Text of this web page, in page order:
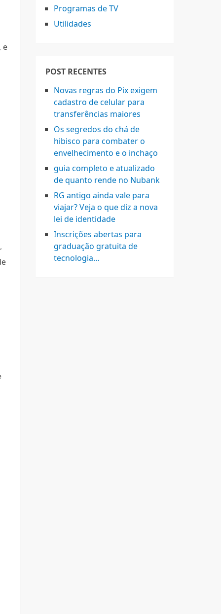
e
Programas de TV
Utilidades
POST RECENTES
Novas regras do Pix exigem
cadastro de celular para
transferências maiores
Os segredos do chá de
hibisco para combater o
envelhecimento e o inchaço
guia completo e atualizado
de quanto rende no Nubank
RG antigo ainda vale para
viajar? Veja o que diz a nova
lei de identidade
Inscrições abertas para
graduação gratuita de
tecnologia…